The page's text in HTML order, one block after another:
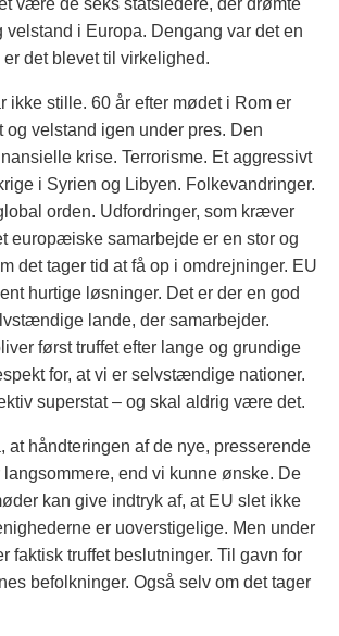
være de seks statsledere, der drømte
velstand i Europa. Dengang var det en
det blevet til virkelighed.
ikke stille. 60 år efter mødet i Rom er
og velstand igen under pres. Den
krise. Terrorisme. Et aggressivt
i Syrien og Libyen. Folkevandringer.
orden. Udfordringer, som kræver
europæiske samarbejde er en stor og
det tager tid at få op i omdrejninger. EU
hurtige løsninger. Det er der en god
lande, der samarbejder.
først truffet efter lange og grundige
for, at vi er selvstændige nationer.
superstat – og skal aldrig være det.
at håndteringen af de nye, presserende
langsommere, end vi kunne ønske. De
kan give indtryk af, at EU slet ikke
er uoverstigelige. Men under
faktisk truffet beslutninger. Til gavn for
befolkninger. Også selv om det tager